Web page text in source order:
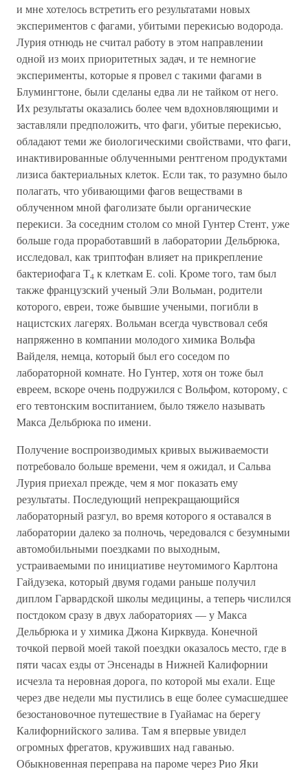
и мне хотелось встретить его результатами новых
экспериментов с фагами, убитыми перекисью водорода.
Лурия отнюдь не считал работу в этом направлении
одной из моих приоритетных задач, и те немногие
эксперименты, которые я провел с такими фагами в
Блумингтоне, были сделаны едва ли не тайком от него.
Их результаты оказались более чем вдохновляющими и
заставляли предположить, что фаги, убитые перекисью,
обладают теми же биологическими свойствами, что фаги,
инактивированные облученными рентгеном продуктами
лизиса бактериальных клеток. Если так, то разумно было
полагать, что убивающими фагов веществами в
облученном мной фаголизате были органические
перекиси. За соседним столом со мной Гунтер Стент, уже
больше года проработавший в лаборатории Дельбрюка,
исследовал, как триптофан влияет на прикрепление
бактериофага Т4 к клеткам Е. coli. Кроме того, там был
также французский ученый Эли Вольман, родители
которого, евреи, тоже бывшие учеными, погибли в
нацистских лагерях. Вольман всегда чувствовал себя
напряженно в компании молодого химика Вольфа
Вайделя, немца, который был его соседом по
лабораторной комнате. Но Гунтер, хотя он тоже был
евреем, вскоре очень подружился с Вольфом, которому, с
его тевтонским воспитанием, было тяжело называть
Макса Дельбрюка по имени.
Получение воспроизводимых кривых выживаемости
потребовало больше времени, чем я ожидал, и Сальва
Лурия приехал прежде, чем я мог показать ему
результаты. Последующий непрекращающийся
лабораторный разгул, во время которого я оставался в
лаборатории далеко за полночь, чередовался с безумными
автомобильными поездками по выходным,
устраиваемыми по инициативе неутомимого Карлтона
Гайдузека, который двумя годами раньше получил
диплом Гарвардской школы медицины, а теперь числился
постдоком сразу в двух лабораториях — у Макса
Дельбрюка и у химика Джона Кирквуда. Конечной
точкой первой моей такой поездки оказалось место, где в
пяти часах езды от Энсенады в Нижней Калифорнии
исчезла та неровная дорога, по которой мы ехали. Еще
через две недели мы пустились в еще более сумасшедшее
безостановочное путешествие в Гуайамас на берегу
Калифорнийского залива. Там я впервые увидел
огромных фрегатов, круживших над гаванью.
Обыкновенная переправа на пароме через Рио Яки